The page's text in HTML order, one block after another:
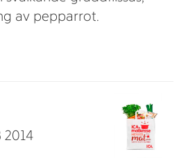
av pepparrot.
2014